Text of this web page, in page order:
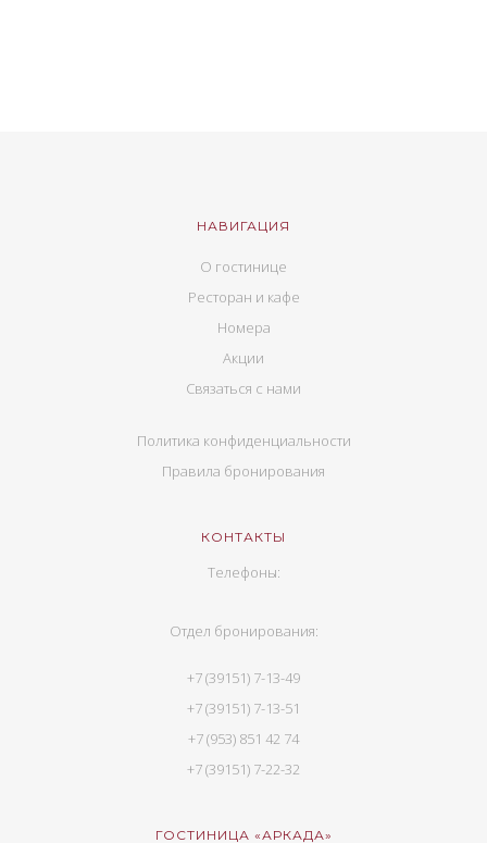
НАВИГАЦИЯ
О гостинице
Ресторан и кафе
Номера
Акции
Связаться с нами
Политика конфиденциальности
Правила бронирования
КОНТАКТЫ
Телефоны:
Отдел бронирования:
+7 (39151) 7-13-49
+7 (39151) 7-13-51
+7 (953) 851 42 74
+7 (39151) 7-22-32
ГОСТИНИЦА «АРКАДА»